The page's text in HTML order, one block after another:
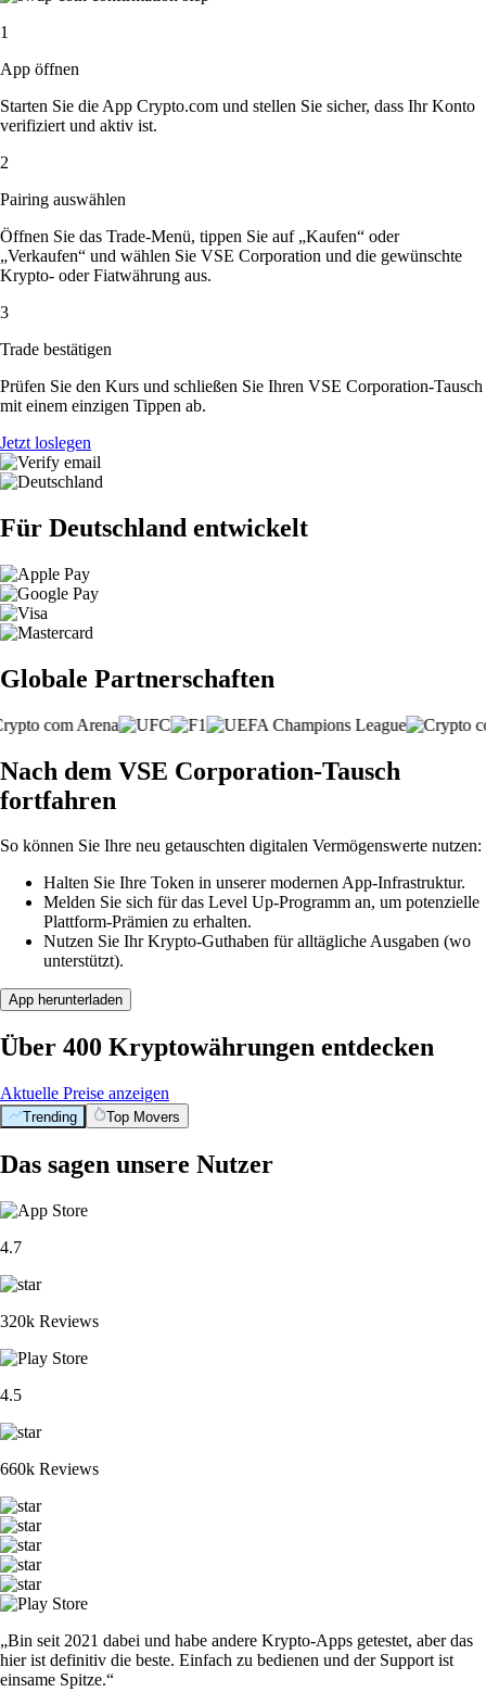
1
App öffnen
Starten Sie die App Crypto.com und stellen Sie sicher, dass Ihr Konto
verifiziert und aktiv ist.
2
Pairing auswählen
Öffnen Sie das Trade-Menü, tippen Sie auf „Kaufen“ oder
„Verkaufen“ und wählen Sie VSE Corporation und die gewünschte
Krypto- oder Fiatwährung aus.
3
Trade bestätigen
Prüfen Sie den Kurs und schließen Sie Ihren VSE Corporation-Tausch
mit einem einzigen Tippen ab.
Jetzt loslegen
Für Deutschland entwickelt
Globale Partnerschaften
Nach dem VSE Corporation-Tausch
fortfahren
So können Sie Ihre neu getauschten digitalen Vermögenswerte nutzen:
Halten Sie Ihre Token in unserer modernen App-Infrastruktur.
Melden Sie sich für das Level Up-Programm an, um potenzielle
Plattform-Prämien zu erhalten.
Nutzen Sie Ihr Krypto-Guthaben für alltägliche Ausgaben (wo
unterstützt).
App herunterladen
Über 400 Kryptowährungen entdecken
Aktuelle Preise anzeigen
Trending Top Movers
Das sagen unsere Nutzer
4.7
320k Reviews
4.5
660k Reviews
„Bin seit 2021 dabei und habe andere Krypto-Apps getestet, aber das
hier ist definitiv die beste. Einfach zu bedienen und der Support ist
einsame Spitze.“